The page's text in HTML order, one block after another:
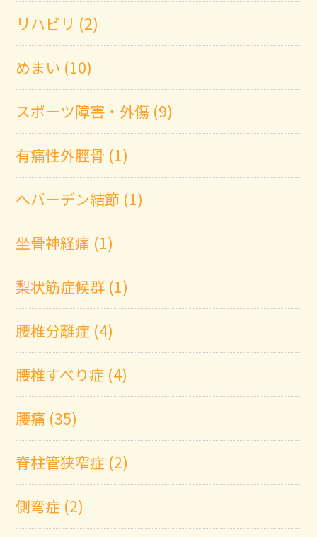
リハビリ (2)
めまい (10)
スポーツ障害・外傷 (9)
有痛性外脛骨 (1)
へバーデン結節 (1)
坐骨神経痛 (1)
梨状筋症候群 (1)
腰椎分離症 (4)
腰椎すべり症 (4)
腰痛 (35)
脊柱管狭窄症 (2)
側弯症 (2)